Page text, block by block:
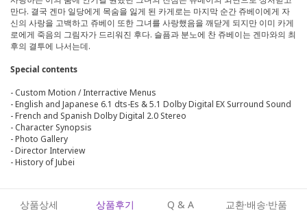
만다. 결국 겐마 일당에게 목숨을 잃게 된 카게로는 마지막 순간 쥬베이에게 자
신의 사랑을 고백하고 쥬베이 또한 그녀를 사랑했음을 깨닫게 되지만 이미 카게
로에게 죽음의 그림자가 드리워진 후다. 슬픔과 분노에 찬 쥬베이는 겐마와의 최
후의 결투에 나서는데.
Special contents
- Custom Motion / Interractive Menus
- English and Japanese 6.1 dts-Es & 5.1 Dolby Digital EX Surround Sound
- French and Spanish Dolby Digital 2.0 Stereo
- Character Synopsis
- Photo Gallery
- Director Interview
- History of Jubei
상품상세 상품후기 Q & A 교환·배송·반품